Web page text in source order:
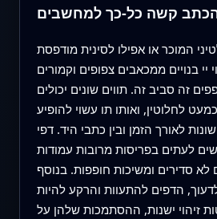
קשה כל‑כך למחשבים
המוכר או אפילו לסינית מודפסת
יי בנויים ממכאבים צפופים וקמורים
זה סביב זה. תווים שונים יכולים
לחלוטין, ואותו תו עשוי להופיע
לאורך הזמן ובין כתבי היד. דפי
לעתים בפריסות מרובות עמודות
לא סדירים ומשיכות חופפות. בנוסף
הדפים להתעוות והרקע להיות
זיהוי ישנות, ההסתמכות שלהן על